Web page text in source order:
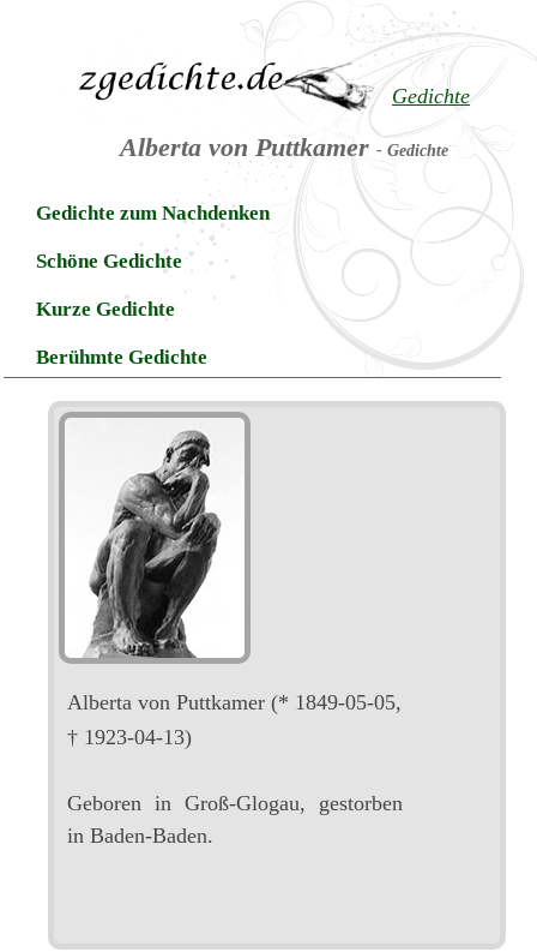
Gedichte
Alberta von Puttkamer- Gedichte
Gedichte zum Nachdenken
Schöne Gedichte
Kurze Gedichte
Berühmte Gedichte
Alberta von Puttkamer (* 1849-05-05,
† 1923-04-13)
Geboren in Groß-Glogau, gestorben
in Baden-Baden.